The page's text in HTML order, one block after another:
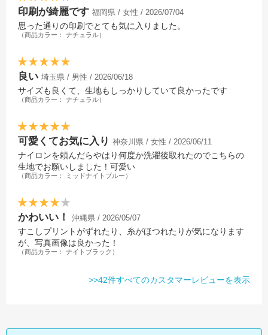
印刷が綺麗です 福岡県 / 女性 / 2026/07/04
思った通りの印刷でとても気に入りました。
（商品カラー： ナチュラル）
良い 埼玉県 / 男性 / 2026/06/18
サイズも良くて、生地もしっかりしていて良かったです
（商品カラー： ナチュラル）
可愛くてお気に入り 神奈川県 / 女性 / 2026/06/11
ナイロンを頼んだらやはり何度か洗濯後取れたのでこちらの
生地でお願いしました！可愛い
（商品カラー： ミッドナイトブルー）
かわいい！ 沖縄県 / 2026/05/07
すこしプリントがずれたり、糸がほつれたりが気になります
が、写真画像は良かった！
（商品カラー： ナイトブラック）
>>42件すべてのカスタマーレビューを表示